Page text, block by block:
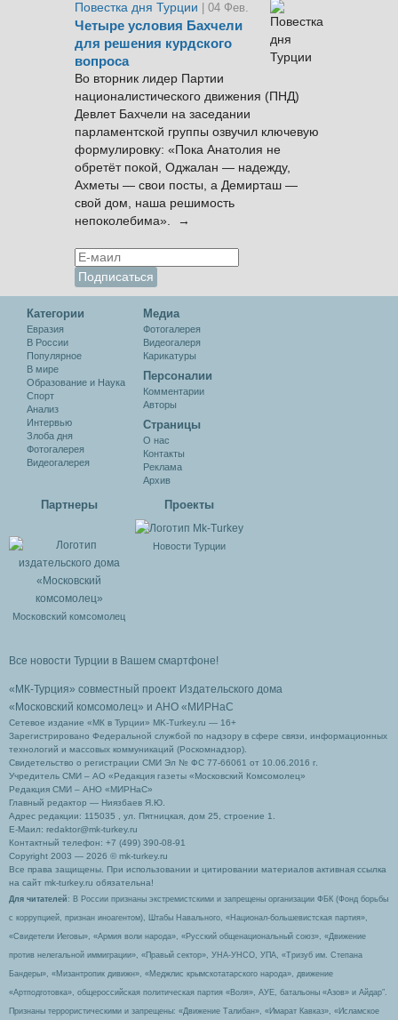
Повестка дня Турции
| 04 Фев.
Четыре условия Бахчели
для решения курдского
вопроса
Во вторник лидер Партии
националистического движения (ПНД)
Девлет Бахчели на заседании
парламентской группы озвучил ключевую
формулировку: «Пока Анатолия не
обретёт покой, Оджалан — надежду,
Ахметы — свои посты, а Демирташ —
свой дом, наша решимость
непоколебима». →
Категории
Евразия
В России
Популярное
В мире
Образование и Наука
Спорт
Анализ
Интервью
Злоба дня
Фотогалерея
Видеогалерея
Медиа
Фотогалерея
Видеогалеря
Карикатуры
Персоналии
Комментарии
Авторы
Cтраницы
О нас
Контакты
Реклама
Архив
Партнеры
Московский комсомолец
Проекты
Новости Турции
Все новости Турции в Вашем смартфоне!
«МК-Турция» совместный проект Издательского дома
«Московский комсомолец» и АНО «МИРНаС
Сетевое издание «МК в Турции» MK-Turkey.ru — 16+
Зарегистрировано Федеральной службой по надзору в сфере связи, информационных
технологий и массовых коммуникаций (Роскомнадзор).
Свидетельство о регистрации СМИ Эл № ФС 77-66061 от 10.06.2016 г.
Учредитель СМИ – АО «Редакция газеты «Московский Комсомолец»
Редакция СМИ – АНО «МИРНаС»
Главный редактор — Ниязбаев Я.Ю.
Адрес редакции: 115035 , ул. Пятницкая, дом 25, строение 1.
Е-Маил: redaktor@mk-turkey.ru
Контактный телефон: +7 (499) 390-08-91
Copyright 2003 — 2026 © mk-turkey.ru
Все права защищены. При использовании и цитировании материалов активная ссылка
на сайт mk-turkey.ru обязательна!
Для читателей : В России признаны экстремистскими и запрещены организации ФБК (Фонд борьбы
с коррупцией, признан иноагентом), Штабы Навального, «Национал-большевистская партия»,
«Свидетели Иеговы», «Армия воли народа», «Русский общенациональный союз», «Движение
против нелегальной иммиграции», «Правый сектор», УНА-УНСО, УПА, «Тризуб им. Степана
Бандеры», «Мизантропик дивижн», «Меджлис крымскотатарского народа», движение
«Артподготовка», общероссийская политическая партия «Воля», АУЕ, батальоны «Азов» и Айдар″.
Признаны террористическими и запрещены: «Движение Талибан», «Имарат Кавказ», «Исламское